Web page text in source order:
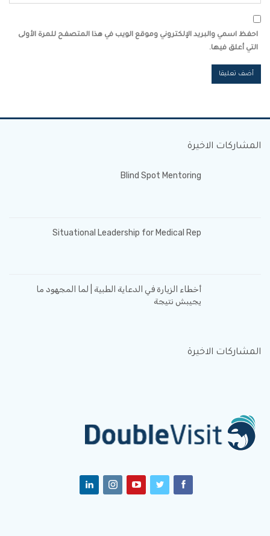
احفظ اسمي والبريد الإلكتروني وموقع الويب في هذا المتصفح للمرة الأولى
التي أعلق فيها.
المشاركات الاخيرة
Blind Spot Mentoring
Situational Leadership for Medical Rep
أخطاء الزيارة في الدعاية الطبية | لما المجهود ما
يجيبش نتيجة
المشاركات الاخيرة